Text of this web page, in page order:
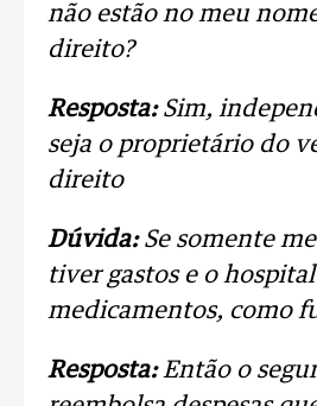
não estão no meu
direito?
Resposta: Sim,
seja o proprietário do
direito
Dúvida:Se somente
tiver gastos e o
medicamentos, como
Resposta: Então o